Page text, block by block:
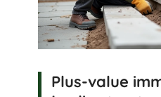
Plus-value